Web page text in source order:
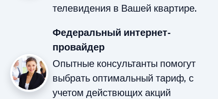
телевидения в Вашей квартире.
Федеральный интернет-
провайдер
Опытные консультанты помогут
выбрать оптимальный тариф, с
учетом действющих акций